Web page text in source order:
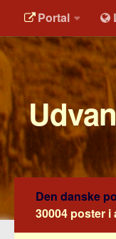
Portal
Den danske
30004 poster i